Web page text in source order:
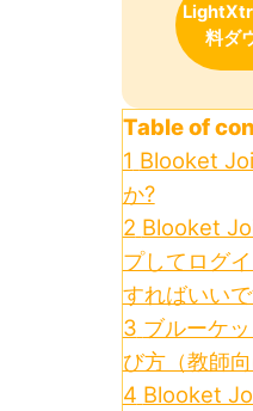
料ダ
Table of
1 Blooket
か?
2 Blooket
プしてログ
すればいい
3 ブルーケ
び方（教師向
4 Blooket